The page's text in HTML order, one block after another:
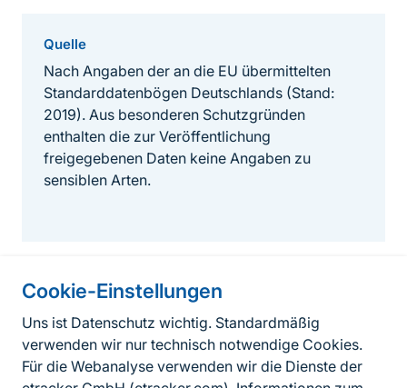
Cookie-Einstellungen
Uns ist Datenschutz wichtig. Standardmäßig
verwenden wir nur technisch notwendige Cookies.
Für die Webanalyse verwenden wir die Dienste der
Quelle
Nach Angaben der an die EU übermittelten
Standarddatenbögen Deutschlands (Stand:
2019). Aus besonderen Schutzgründen
enthalten die zur Veröffentlichung
freigegebenen Daten keine Angaben zu
sensiblen Arten.
Informationen zur Seite
FußzeileKontakt zum BfN